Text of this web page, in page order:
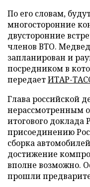
По его словам,
многосторонние
двусторонние
членов ВТО.
запланирован и
посредником в
передаетИТАР-
Глава российской
нерассмотренным
итогового доклада
присоединению
сборка
достижение
вполне возможно.
прошли